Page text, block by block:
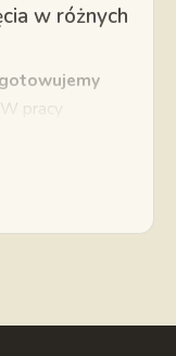
w różnych
pracy
oferujemy
różu,